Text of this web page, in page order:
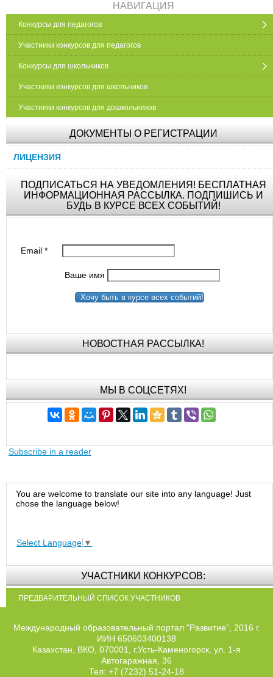
НАВИГАЦИЯ
Конкурсы для педагогов
Участники конкурсов для педагогов
Конкурсы для школьников
Участники конкурсов для школьников
Участники конкурсов для дошкольников
ДОКУМЕНТЫ О РЕГИСТРАЦИИ
ЛИЦЕНЗИЯ
ПОДПИСАТЬСЯ НА УВЕДОМЛЕНИЯ! БЕСПЛАТНАЯ
ИНФОРМАЦИОННАЯ РАССЫЛКА. ПОДПИШИСЬ И
БУДЬ В КУРСЕ ВСЕХ СОБЫТИЙ!
Email*
Ваше имя
Хочу быть в курсе всех событий!
НОВОСТНАЯ РАССЫЛКА!
МЫ В СОЦСЕТЯХ!
Subscribe in a reader
You are welcome to translate our site into any language! Just
chose the language below!
Select Language ▼
УЧАСТНИКИ КОНКУРСОВ:
ПРЕДВАРИТЕЛЬНЫЙ СПИСОК УЧАСТНИКОВ
Международный образовательный портал "Развитие", 2016 г.
ИИН 650603400138
Казахстан, ВКО, 070001, г.Усть-Каменогорск, ул. 1-я
Автогаражная, 36
Тел: +7 (7232) 51-24-18